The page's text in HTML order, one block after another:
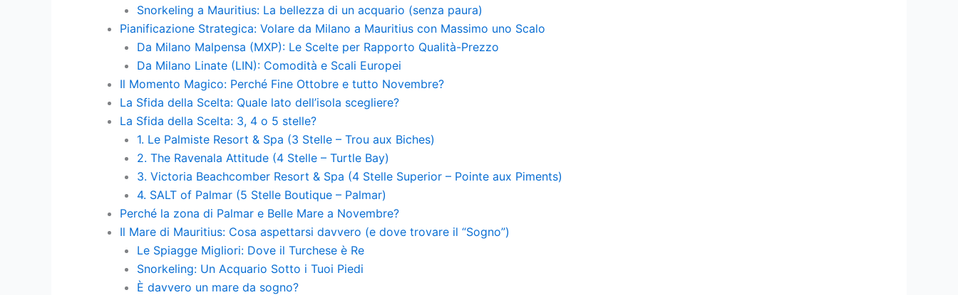
Snorkeling a Mauritius: La bellezza di un acquario (senza paura)
Pianificazione Strategica: Volare da Milano a Mauritius con Massimo uno Scalo
Da Milano Malpensa (MXP): Le Scelte per Rapporto Qualità-Prezzo
Da Milano Linate (LIN): Comodità e Scali Europei
Il Momento Magico: Perché Fine Ottobre e tutto Novembre?
La Sfida della Scelta: Quale lato dell’isola scegliere?
La Sfida della Scelta: 3, 4 o 5 stelle?
1. Le Palmiste Resort & Spa (3 Stelle – Trou aux Biches)
2. The Ravenala Attitude (4 Stelle – Turtle Bay)
3. Victoria Beachcomber Resort & Spa (4 Stelle Superior – Pointe aux Piments)
4. SALT of Palmar (5 Stelle Boutique – Palmar)
Perché la zona di Palmar e Belle Mare a Novembre?
Il Mare di Mauritius: Cosa aspettarsi davvero (e dove trovare il “Sogno”)
Le Spiagge Migliori: Dove il Turchese è Re
Snorkeling: Un Acquario Sotto i Tuoi Piedi
È davvero un mare da sogno?